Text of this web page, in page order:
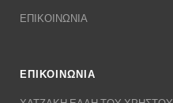
ΕΠΙΚΟΙΝΩΝΙΑ
ΕΠΙΚΟΙΝΩΝΙΑ